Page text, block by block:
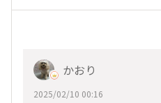
かおり
2025/02/10 00:16